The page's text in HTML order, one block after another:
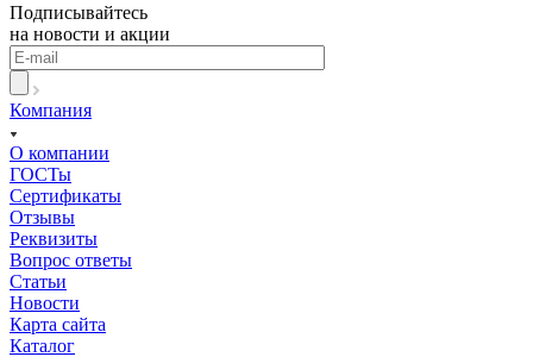
Подписывайтесь
на новости и акции
Компания
О компании
ГОСТы
Сертификаты
Отзывы
Реквизиты
Вопрос ответы
Статьи
Новости
Карта сайта
Каталог